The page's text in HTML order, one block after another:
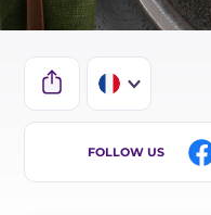
IT
FOLLOW US